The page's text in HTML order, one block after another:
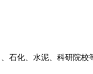
石化、水泥、科研院